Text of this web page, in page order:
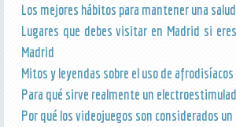
Los mejores hábitos para mantener una
Lugares que debes visitar en Madrid si
Madrid
Mitos y leyendas sobre el uso de afrodisíacos
Para qué sirve realmente un
Por qué los videojuegos son considerados